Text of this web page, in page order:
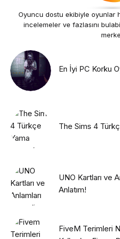
Oyuncu dostu ekibiyle oyunlar
incelemeler ve fazlasını
En İyi PC Korku
The Sims 4
UNO Kartları ve
Anlatım!
FiveM Terimleri